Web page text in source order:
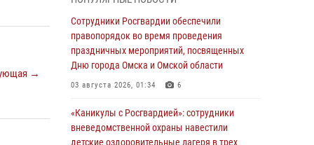
→
Всероссийская акция «Каникулы с
Росгвардией» продолжается в Омской
области
31 июля 2026, 09:22 1
Росгвардии прошла тренировка по
управлению беспилотниками (видео)
Сотрудники Росгвардии обеспечили
правопорядок во время проведения
праздничных мероприятий, посвященных
Дню города Омска и Омской области
03 августа 2026, 01:34 6
«Каникулы с Росгвардией»: сотрудники
вневедомственной охраны навестили
детские оздоровительные лагеря в трех